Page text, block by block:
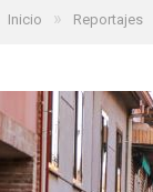
Inicio » Reportajes